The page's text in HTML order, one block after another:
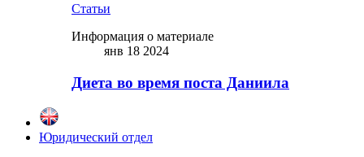
Статьи
Информация о материале
янв 18 2024
Диета во время поста Даниила
Юридический отдел